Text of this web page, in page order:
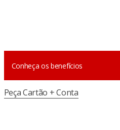
Conheça os benefícios
Peça Cartão + Conta